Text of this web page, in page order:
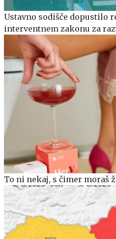
Ustavno sodišče dopustilo
interventnem zakonu za
To ni nekaj, s čimer moraš